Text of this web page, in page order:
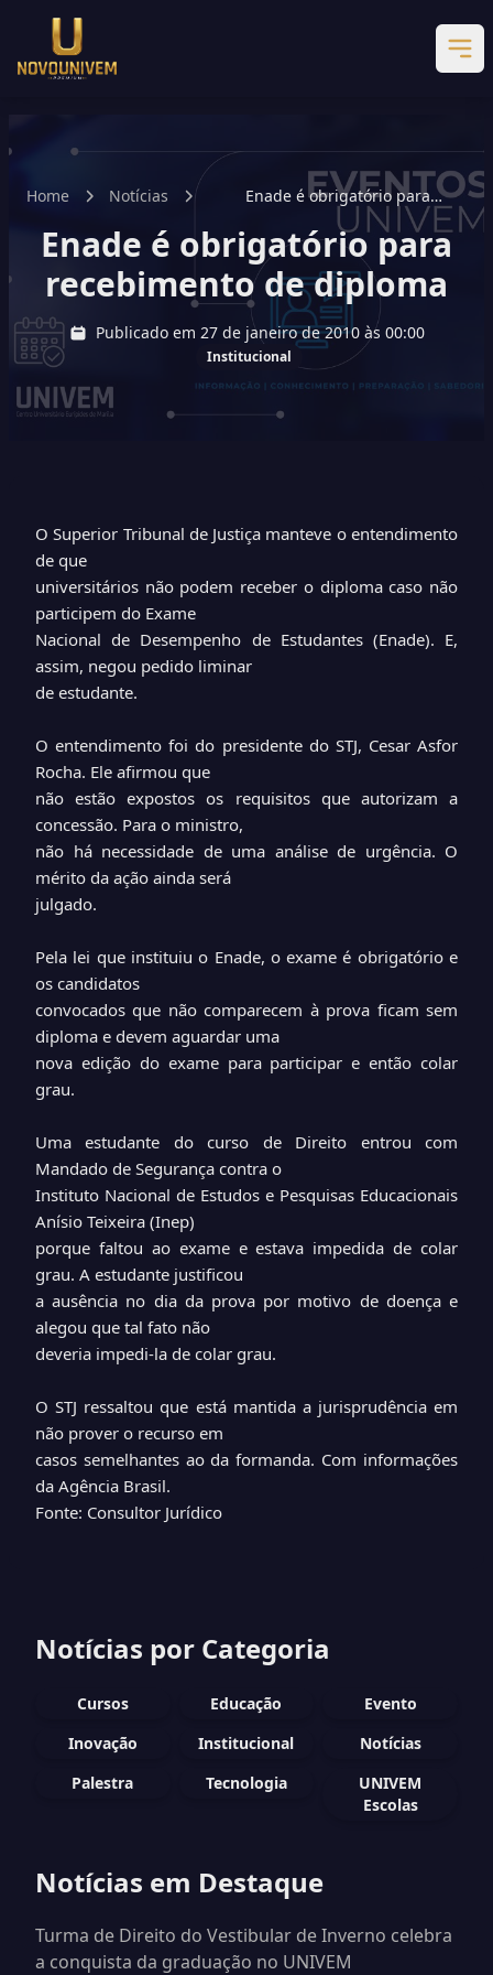
Home Notícias
Enade é obrigatório para
recebimento de diploma
Enade é obrigatório para
recebimento de diploma
Publicado em 27 de janeiro de 2010 às 00:00
Institucional
O Superior Tribunal de Justiça manteve o entendimento
de que
universitários não podem receber o diploma caso não
participem do Exame
Nacional de Desempenho de Estudantes (Enade). E,
assim, negou pedido liminar
de estudante.
O entendimento foi do presidente do STJ, Cesar Asfor
Rocha. Ele afirmou que
não estão expostos os requisitos que autorizam a
concessão. Para o ministro,
não há necessidade de uma análise de urgência. O
mérito da ação ainda será
julgado.
Pela lei que instituiu o Enade, o exame é obrigatório e
os candidatos
convocados que não comparecem à prova ficam sem
diploma e devem aguardar uma
nova edição do exame para participar e então colar
grau.
Uma estudante do curso de Direito entrou com
Mandado de Segurança contra o
Instituto Nacional de Estudos e Pesquisas Educacionais
Anísio Teixeira (Inep)
porque faltou ao exame e estava impedida de colar
grau. A estudante justificou
a ausência no dia da prova por motivo de doença e
alegou que tal fato não
deveria impedi-la de colar grau.
O STJ ressaltou que está mantida a jurisprudência em
não prover o recurso em
casos semelhantes ao da formanda. Com informações
da Agência Brasil.
Fonte: Consultor Jurídico
Notícias por Categoria
Cursos Educação
Evento
Inovação
Institucional
Notícias
Palestra
Tecnologia
UNIVEM
Escolas
Notícias em Destaque
Turma de Direito do Vestibular de Inverno celebra
a conquista da graduação no UNIVEM